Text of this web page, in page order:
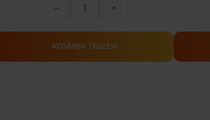
–
Aqua
rajzszőnyeg
mennyiség
+
KOSÁRBA TESZEM